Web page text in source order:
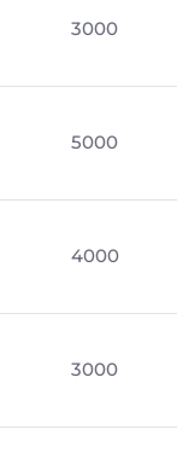
3000
5000
4000
3000